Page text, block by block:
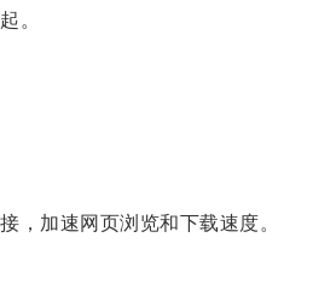
。
加速网页浏览和下载速度。